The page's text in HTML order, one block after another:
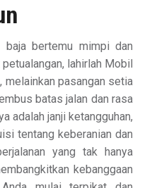
baja bertemu mimpi dan
lahirlah Mobil
melainkan pasangan setia
batas jalan dan rasa
adalah janji ketangguhan,
tentang keberanian dan
yang tak hanya
kebanggaan